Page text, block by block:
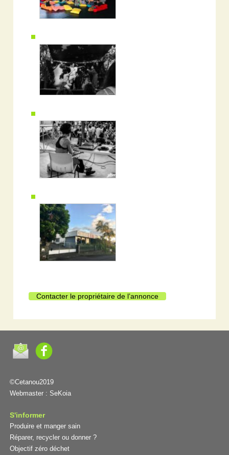
Contacter le propriétaire de l’annonce
©Cetanou2019
Webmaster : SeKoia
S'informer
Produire et manger sain
Réparer, recycler ou donner ?
Objectif zéro déchet